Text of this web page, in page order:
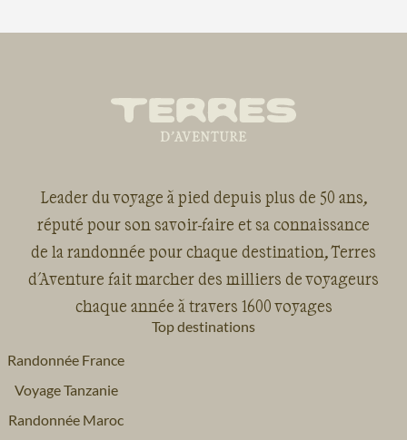
Leader du voyage à pied depuis plus de 50 ans,
réputé pour son savoir-faire et sa connaissance
de la randonnée pour chaque destination, Terres
d'Aventure fait marcher des milliers de voyageurs
chaque année à travers 1600 voyages
Top destinations
Randonnée France
Voyage Tanzanie
Randonnée Maroc